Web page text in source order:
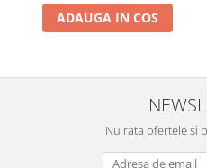
ADAUGA IN COS
Nu rata ofertele si